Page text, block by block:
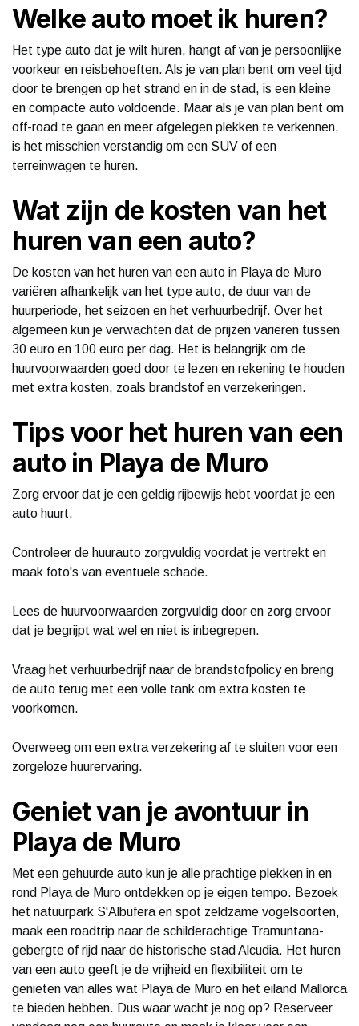
Welke auto moet ik huren?
Het type auto dat je wilt huren, hangt af van je persoonlijke
voorkeur en reisbehoeften. Als je van plan bent om veel tijd
door te brengen op het strand en in de stad, is een kleine
en compacte auto voldoende. Maar als je van plan bent om
off-road te gaan en meer afgelegen plekken te verkennen,
is het misschien verstandig om een SUV of een
terreinwagen te huren.
Wat zijn de kosten van het
huren van een auto?
De kosten van het huren van een auto in Playa de Muro
variëren afhankelijk van het type auto, de duur van de
huurperiode, het seizoen en het verhuurbedrijf. Over het
algemeen kun je verwachten dat de prijzen variëren tussen
30 euro en 100 euro per dag. Het is belangrijk om de
huurvoorwaarden goed door te lezen en rekening te houden
met extra kosten, zoals brandstof en verzekeringen.
Tips voor het huren van een
auto in Playa de Muro
Zorg ervoor dat je een geldig rijbewijs hebt voordat je een
auto huurt.
Controleer de huurauto zorgvuldig voordat je vertrekt en
maak foto's van eventuele schade.
Lees de huurvoorwaarden zorgvuldig door en zorg ervoor
dat je begrijpt wat wel en niet is inbegrepen.
Vraag het verhuurbedrijf naar de brandstofpolicy en breng
de auto terug met een volle tank om extra kosten te
voorkomen.
Overweeg om een extra verzekering af te sluiten voor een
zorgeloze huurervaring.
Geniet van je avontuur in
Playa de Muro
Met een gehuurde auto kun je alle prachtige plekken in en
rond Playa de Muro ontdekken op je eigen tempo. Bezoek
het natuurpark S'Albufera en spot zeldzame vogelsoorten,
maak een roadtrip naar de schilderachtige Tramuntana-
gebergte of rijd naar de historische stad Alcudia. Het huren
van een auto geeft je de vrijheid en flexibiliteit om te
genieten van alles wat Playa de Muro en het eiland Mallorca
te bieden hebben. Dus waar wacht je nog op? Reserveer